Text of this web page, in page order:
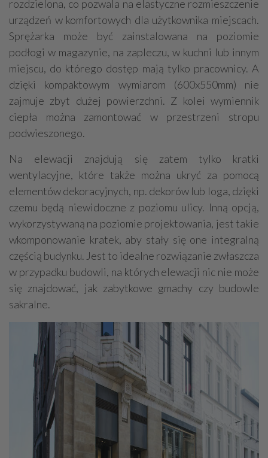
rozdzielona, co pozwala na elastyczne rozmieszczenie
urządzeń w komfortowych dla użytkownika miejscach.
Sprężarka może być zainstalowana na poziomie
podłogi w magazynie, na zapleczu, w kuchni lub innym
miejscu, do którego dostęp mają tylko pracownicy. A
dzięki kompaktowym wymiarom (600x550mm) nie
zajmuje zbyt dużej powierzchni. Z kolei wymiennik
ciepła można zamontować w przestrzeni stropu
podwieszonego.
Na elewacji znajdują się zatem tylko kratki
wentylacyjne, które także można ukryć za pomocą
elementów dekoracyjnych, np. dekorów lub loga, dzięki
czemu będą niewidoczne z poziomu ulicy. Inną opcją,
wykorzystywaną na poziomie projektowania, jest takie
wkomponowanie kratek, aby stały się one integralną
częścią budynku. Jest to idealne rozwiązanie zwłaszcza
w przypadku budowli, na których elewacji nic nie może
się znajdować, jak zabytkowe gmachy czy budowle
sakralne.